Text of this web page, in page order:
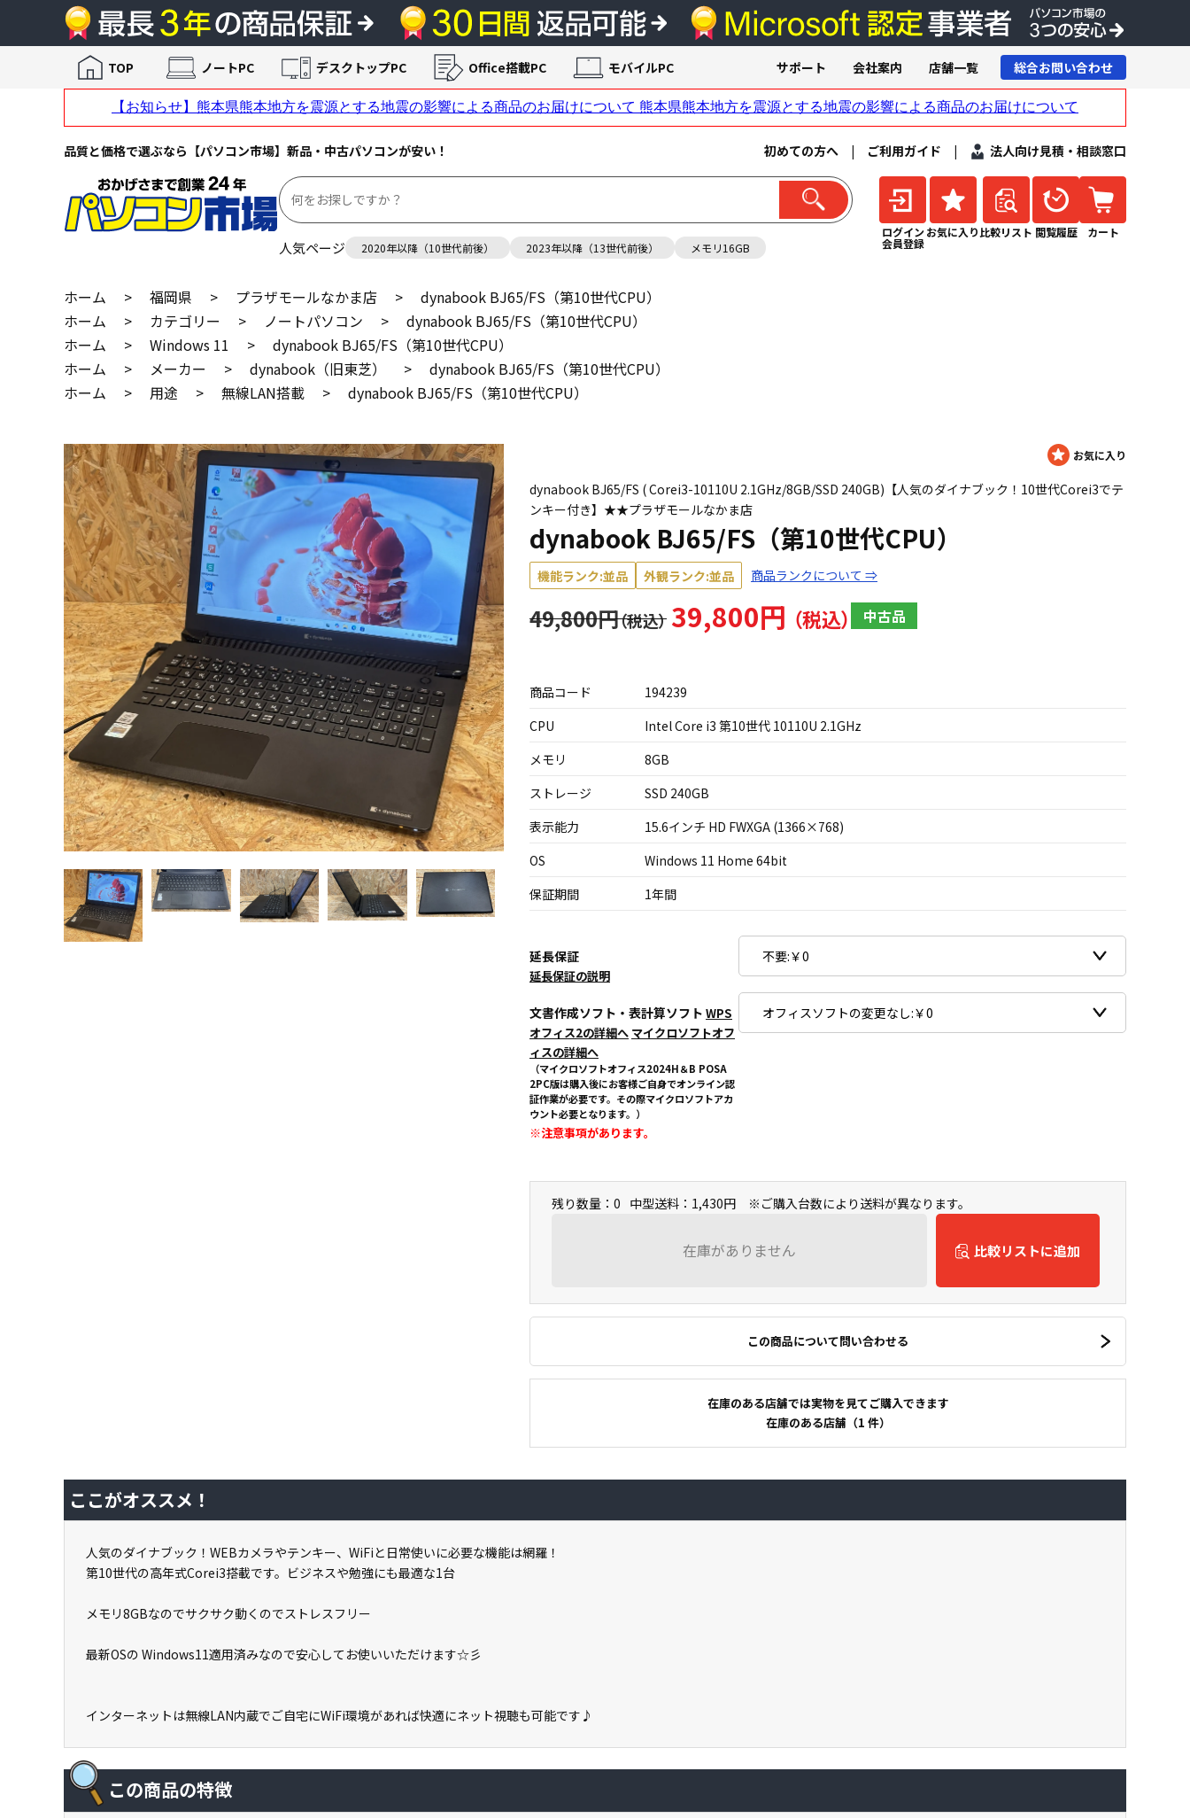
品質と価格で選ぶなら【パソコン市場】新品・中古パソコンが安い！ 初めての方へ | ご利用ガイド | 法人向け見積・相談窓口
人気ページ 2020年以降（10世代前後） 2023年以降（13世代前後） メモリ16GB
ログイン
会員登録
お気に入り 比較リスト 閲覧履歴 カート
TOP ノートPC デスクトップPC Office搭載PC モバイルPC サポート 会社案内 店舗一覧 総合お問い合わせ
ホーム > 福岡県 > プラザモールなかま店 >
dynabook BJ65/FS（第10世代CPU）
ホーム
> カテゴリー > ノートパソコン >
dynabook BJ65/FS（第10世代CPU）
ホーム
> Windows 11 >
dynabook BJ65/FS（第10世代CPU）
ホーム
> メーカー > dynabook（旧東芝） >
dynabook BJ65/FS（第10世代CPU）
ホーム
> 用途 > 無線LAN搭載 > dynabook BJ65/FS（第10世代CPU）
dynabook BJ65/FS ( Corei3-10110U 2.1GHz/8GB/SSD 240GB)【人気のダイナブック！10世代Corei3でテ
ンキー付き】★★プラザモールなかま店
dynabook BJ65/FS（第10世代CPU）
機能ランク:並品 外観ランク:並品 商品ランクについて ⇒
39,800円 中古品
49,800円
商品コード
194239
CPU
Intel Core i3 第10世代 10110U 2.1GHz
メモリ
8GB
ストレージ
SSD 240GB
表示能力
15.6インチ HD FWXGA (1366×768)
OS
Windows 11 Home 64bit
保証期間
1年間
延長保証
延長保証の説明
文書作成ソフト・表計算ソフト WPS
オフィス2の詳細へ マイクロソフトオフ
ィスの詳細へ
（マイクロソフトオフィス2024H＆B POSA
2PC版は購入後にお客様ご自身でオンライン認
証作業が必要です。その際マイクロソフトアカ
ウント必要となります。）
※注意事項があります。
残り数量：0 中型送料：1,430円 ※ご購入台数により送料が異なります。
在庫がありません 比較リストに追加
この商品について問い合わせる
在庫のある店舗では実物を見てご購入できます
在庫のある店舗（1 件）
ここがオススメ！
人気のダイナブック！WEBカメラやテンキー、WiFiと日常使いに必要な機能は網羅！
第10世代の高年式Corei3搭載です。ビジネスや勉強にも最適な1台
メモリ8GBなのでサクサク動くのでストレスフリー
最新OSの Windows11適用済みなので安心してお使いいただけます☆彡
インターネットは無線LAN内蔵でご自宅にWiFi環境があれば快適にネット視聴も可能です♪
この商品の特徴